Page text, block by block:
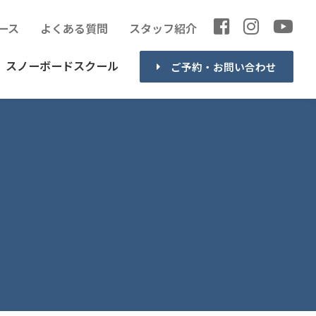
スノーボードスクール ご予約・お問い合わせ
ス よくある質問 スタッフ紹介